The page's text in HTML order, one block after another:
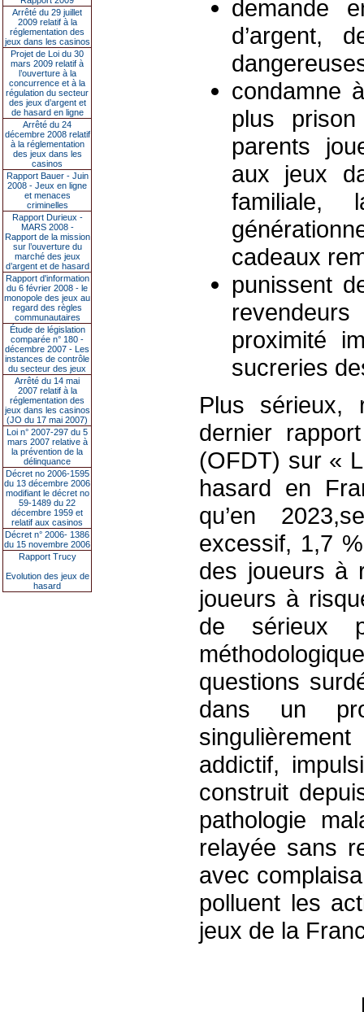
Arrêté du 29 juillet
2009 relatif à la
réglementation des
jeux dans les casinos
Projet de Loi du 30
mars 2009 relatif à
l’ouverture à la
concurrence et à la
régulation du secteur
des jeux d’argent et
de hasard en ligne
Arrêté du 24
décembre 2008 relatif
à la réglementation
des jeux dans les
casinos
Rapport Bauer - Juin
2008 - Jeux en ligne
et menaces
criminelles
Rapport Durieux -
MARS 2008 -
Rapport de la mission
sur l’ouverture du
marché des jeux
d’argent et de hasard
Rapport d'information
du 6 février 2008 - le
monopole des jeux au
regard des règles
communautaires
Étude de législation
comparée n° 180 -
décembre 2007 - Les
instances de contrôle
du secteur des jeux
Arrêté du 14 mai
2007 relatif à la
réglementation des
jeux dans les casinos
(JO du 17 mai 2007)
Loi n° 2007-297 du 5
mars 2007 relative à
la prévention de la
délinquance
Décret no 2006-1595
du 13 décembre 2006
modifiant le décret no
59-1489 du 22
décembre 1959 et
relatif aux casinos
Décret n° 2006- 1386
du 15 novembre 2006
Rapport Trucy
Evolution des jeux de
hasard
demande
d’argent,
condamne
plus
parents
aux jeux
familiale,
cadeaux
punissent
proximité
sucreries
Plus
dernier
(OFDT) sur «
hasard en
qu’en
excessif, 1,7
des joueurs à
joueurs à
de sérieux
questions
dans un
addictif,
construit
pathologie
relayée sans
avec
polluent les
jeux de la